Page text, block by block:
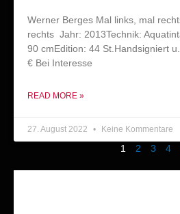
Werner Berges Mal links, mal
rechts Jahr: 2013Technik:
90 cmEdition: 44 St.Handsigniert
€ Bei Interesse
READ MORE »
27. August 2022 Keine Kommentare
1 2 3 4